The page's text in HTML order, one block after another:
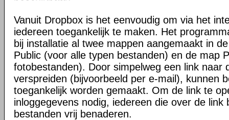
Vanuit Dropbox is het eenvoudig om via het
iedereen toegankelijk te maken. Het
bij installatie al twee mappen aangemaakt in
Public (voor alle typen bestanden) en de map
fotobestanden). Door simpelweg een link naar
verspreiden (bijvoorbeeld per e-mail), kunnen
toegankelijk worden gemaakt. Om de link te
inloggegevens nodig, iedereen die over de link
bestanden vrij benaderen.